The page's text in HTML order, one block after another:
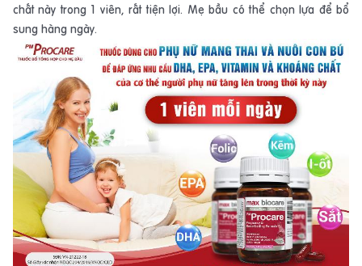
chất này trong 1 viên, rất tiện lợi. Mẹ bầu có thể chọn lựa để bổ
sung hàng ngày.